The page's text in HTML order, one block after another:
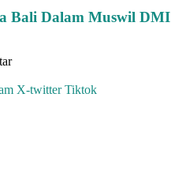
Bali Dalam Muswil DMI
X-twitter Tiktok